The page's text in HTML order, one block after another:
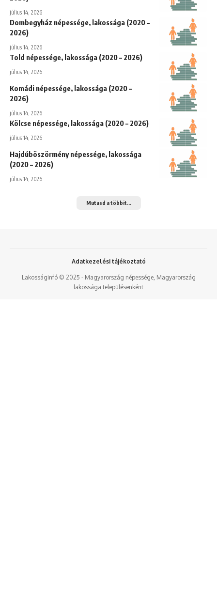
július 14, 2026
Dombegyház népessége, lakossága (2020 –
2026)
július 14, 2026
Told népessége, lakossága (2020 – 2026)
július 14, 2026
Komádi népessége, lakossága (2020 –
2026)
július 14, 2026
Kölcse népessége, lakossága (2020 – 2026)
július 14, 2026
Hajdúböszörmény népessége, lakossága
(2020 – 2026)
július 14, 2026
Mutasd a többit...
Lakosságinfó © 2025 - Magyarország népessége, Magyarország
lakossága településenként
Adatkezelési tájékoztató